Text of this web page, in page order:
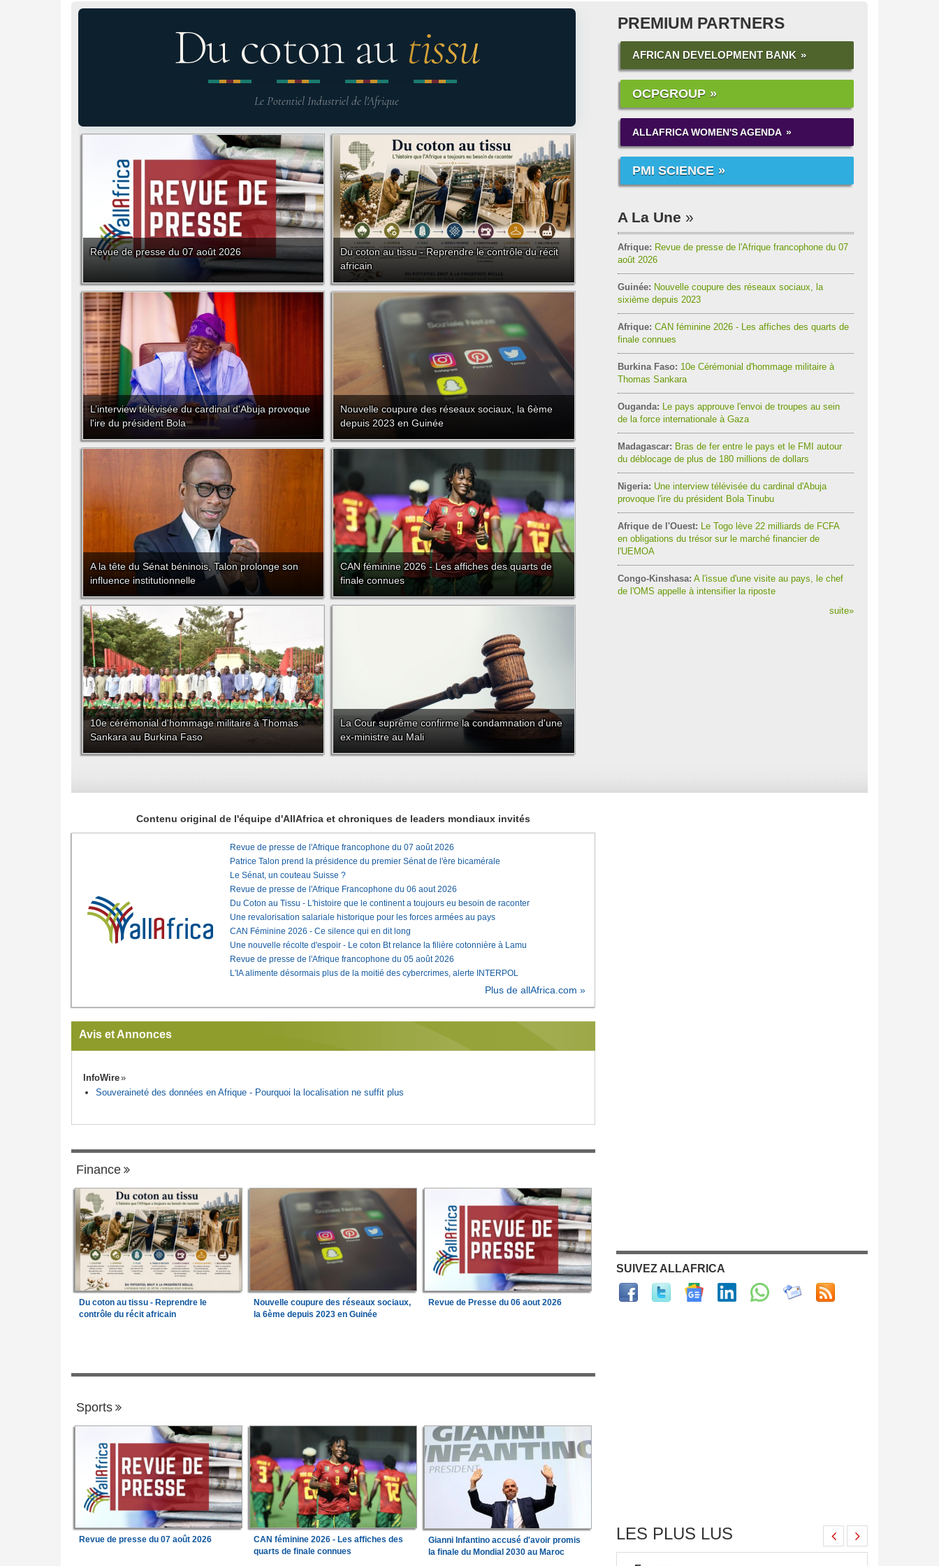
Du coton au tissu
Le Potentiel Industriel de l'Afrique
Revue de presse du 07 août 2026
Du coton au tissu - Reprendre le contrôle du récit
africain
L’interview télévisée du cardinal d'Abuja provoque
l'ire du président Bola
Nouvelle coupure des réseaux sociaux, la 6ème
depuis 2023 en Guinée
A la tête du Sénat béninois, Talon prolonge son
influence institutionnelle
CAN féminine 2026 - Les affiches des quarts de
finale connues
10e cérémonial d'hommage militaire à Thomas
Sankara au Burkina Faso
La Cour suprême confirme la condamnation d'une
ex-ministre au Mali
PREMIUM PARTNERS
AFRICAN DEVELOPMENT BANK
OCPGROUP
ALLAFRICA WOMEN'S AGENDA
PMI SCIENCE
A La Une
Afrique: Revue de presse de l'Afrique francophone du 07
août 2026
Guinée: Nouvelle coupure des réseaux sociaux, la
sixième depuis 2023
Afrique: CAN féminine 2026 - Les affiches des quarts de
finale connues
Burkina Faso: 10e Cérémonial d'hommage militaire à
Thomas Sankara
Ouganda: Le pays approuve l'envoi de troupes au sein
de la force internationale à Gaza
Madagascar: Bras de fer entre le pays et le FMI autour
du déblocage de plus de 180 millions de dollars
Nigeria: Une interview télévisée du cardinal d'Abuja
provoque l'ire du président Bola Tinubu
Afrique de l'Ouest: Le Togo lève 22 milliards de FCFA
en obligations du trésor sur le marché financier de
l'UEMOA
Congo-Kinshasa: A l'issue d'une visite au pays, le chef
de l'OMS appelle à intensifier la riposte
suite»
Contenu original de l'équipe d'AllAfrica et chroniques de leaders mondiaux invités
Revue de presse de l'Afrique francophone du 07 août 2026
Patrice Talon prend la présidence du premier Sénat de l'ère bicamérale
Le Sénat, un couteau Suisse ?
Revue de presse de l'Afrique Francophone du 06 aout 2026
Du Coton au Tissu - L'histoire que le continent a toujours eu besoin de raconter
Une revalorisation salariale historique pour les forces armées au pays
CAN Féminine 2026 - Ce silence qui en dit long
Une nouvelle récolte d'espoir - Le coton Bt relance la filière cotonnière à Lamu
Revue de presse de l'Afrique francophone du 05 août 2026
L'IA alimente désormais plus de la moitié des cybercrimes, alerte INTERPOL
Plus de allAfrica.com »
Avis et Annonces
InfoWire
Souveraineté des données en Afrique - Pourquoi la localisation ne suffit plus
Finance
Du coton au tissu - Reprendre le
contrôle du récit africain
Nouvelle coupure des réseaux sociaux,
la 6ème depuis 2023 en Guinée
Revue de Presse du 06 aout 2026
Sports
Revue de presse du 07 août 2026
CAN féminine 2026 - Les affiches des
quarts de finale connues
Gianni Infantino accusé d'avoir promis
la finale du Mondial 2030 au Maroc
SUIVEZ ALLAFRICA
LES PLUS LUS